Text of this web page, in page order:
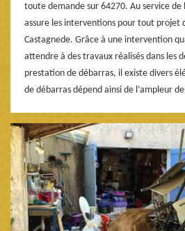
toute demande sur 64270. Au service
assure les interventions pour tout projet
Castagnede. Grâce à une intervention
attendre à des travaux réalisés dans les
prestation de débarras, il existe divers
de débarras dépend ainsi de l’ampleur